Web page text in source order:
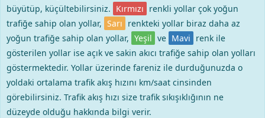
büyütüp, küçültebilirsiniz. Kırmızı renkli yollar çok yoğun
trafiğe sahip olan yollar, Sarı renkteki yollar biraz daha az
yoğun trafiğe sahip olan yollar, Yeşil ve Mavi renk ile
gösterilen yollar ise açık ve sakin akıcı trafiğe sahip olan yolları
göstermektedir. Yollar üzerinde fareniz ile durduğunuzda o
yoldaki ortalama trafik akış hızını km/saat cinsinden
görebilirsiniz. Trafik akış hızı size trafik sıkışıklığının ne
düzeyde olduğu hakkında bilgi verir.